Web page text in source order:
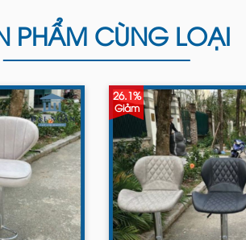
PHẨM CÙNG LOẠI
26.1%
Giảm